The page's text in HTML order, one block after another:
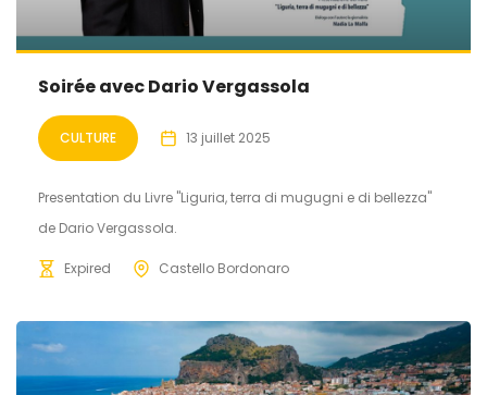
Soirée avec Dario Vergassola
CULTURE 13 juillet 2025
Presentation du Livre "Liguria, terra di mugugni e di bellezza"
de Dario Vergassola.
Expired Castello Bordonaro